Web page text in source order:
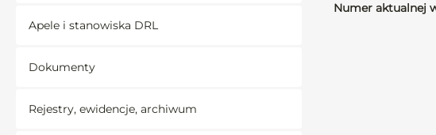
Apele i stanowiska DRL
Dokumenty
Rejestry, ewidencje, archiwum
Numer aktualnej